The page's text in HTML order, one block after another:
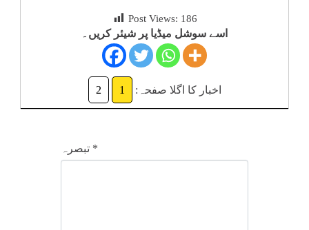
سپلیمنٹس
Post Views: 186
اسے سوشل میڈیا پر شیئر کریں۔
اخبار کا اگلا صفحہ: 1
2
تبصرہ *